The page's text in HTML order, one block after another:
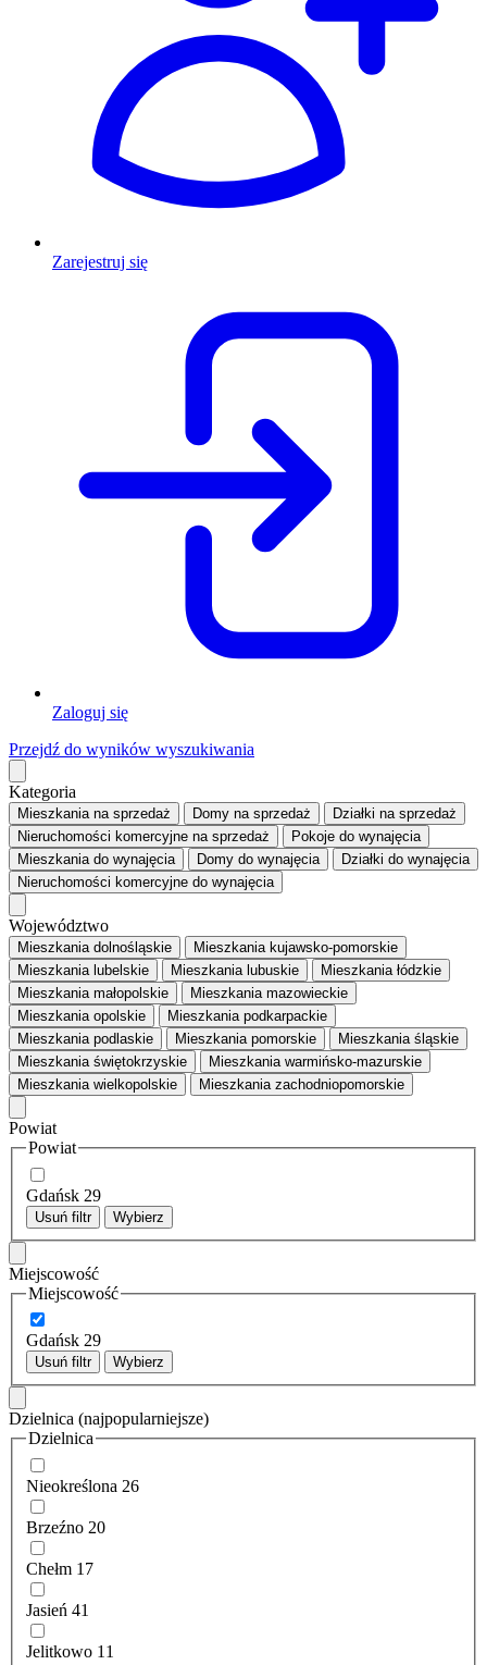
Zarejestruj się
Zaloguj się
Przejdź do wyników wyszukiwania
Kategoria
Mieszkaniana sprzedaż Domy na sprzedaż Działki na sprzedaż
Nieruchomości komercyjne na sprzedaż Pokoje do wynajęcia
Mieszkaniado wynajęcia Domy do wynajęcia Działki do wynajęcia
Nieruchomości komercyjne do wynajęcia
Województwo
Mieszkania dolnośląskie
Mieszkania kujawsko-pomorskie
Mieszkania lubelskie
Mieszkania lubuskie
Mieszkania łódzkie
Mieszkania małopolskie
Mieszkania mazowieckie
Mieszkania opolskie
Mieszkania podkarpackie
Mieszkania podlaskie
Mieszkania pomorskie
Mieszkania śląskie
Mieszkania świętokrzyskie
Mieszkania warmińsko-mazurskie
Mieszkania wielkopolskie
Mieszkania zachodniopomorskie
Powiat
Powiat
Gdańsk 29
Usuń filtr Wybierz
Miejscowość
Miejscowość
Gdańsk 29
Usuń filtr Wybierz
Dzielnica (najpopularniejsze)
Dzielnica
Nieokreślona 26
Brzeźno 20
Chełm 17
Jasień 41
Jelitkowo 11